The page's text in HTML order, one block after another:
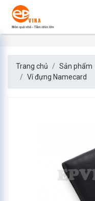
Trang chủ Sản phẩm
Ví đựng Namecard